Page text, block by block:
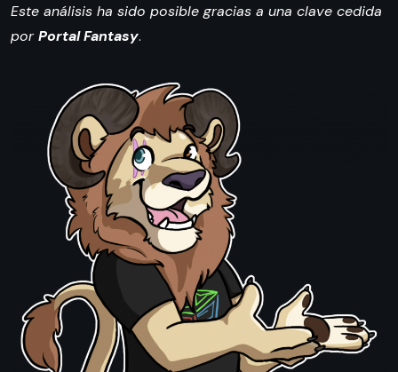
Este análisis ha sido posible gracias a una clave cedida
porPortal Fantasy.